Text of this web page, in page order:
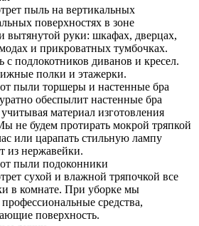
пыль на вертикальных
поверхностях в зоне
вытянутой руки: шкафах, дверцах,
и прикроватных тумбочках.
с подлокотников диванов и кресел.
полки и этажерки.
пыли торшеры и настенные бра
обеспылит настенные бра
материал изготовления
не будем протирать мокрой тряпкой
или царапать стильную лампу
из нержавейки.
пыли подоконники
сухой и влажной тряпочкой все
в комнате. При уборке мы
средства,
поверхность.